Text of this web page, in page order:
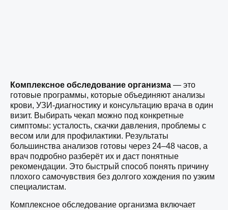
Комплексное обследование организма — это
готовые программы, которые объединяют анализы
крови, УЗИ-диагностику и консультацию врача в один
визит. Выбирать чекап можно под конкретные
симптомы: усталость, скачки давления, проблемы с
весом или для профилактики. Результаты
большинства анализов готовы через 24–48 часов, а
врач подробно разберёт их и даст понятные
рекомендации. Это быстрый способ понять причину
плохого самочувствия без долгого хождения по узким
специалистам.
Комплексное обследование организма включает